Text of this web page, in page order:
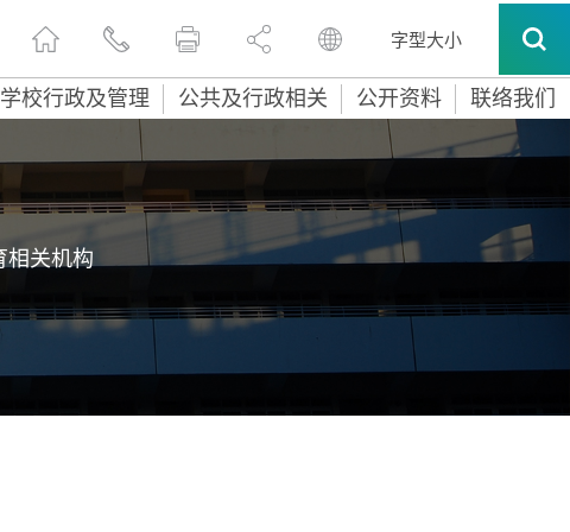
字型大小
学校行政及管理 公共及行政相关 公开资料 联络我们
相关机构